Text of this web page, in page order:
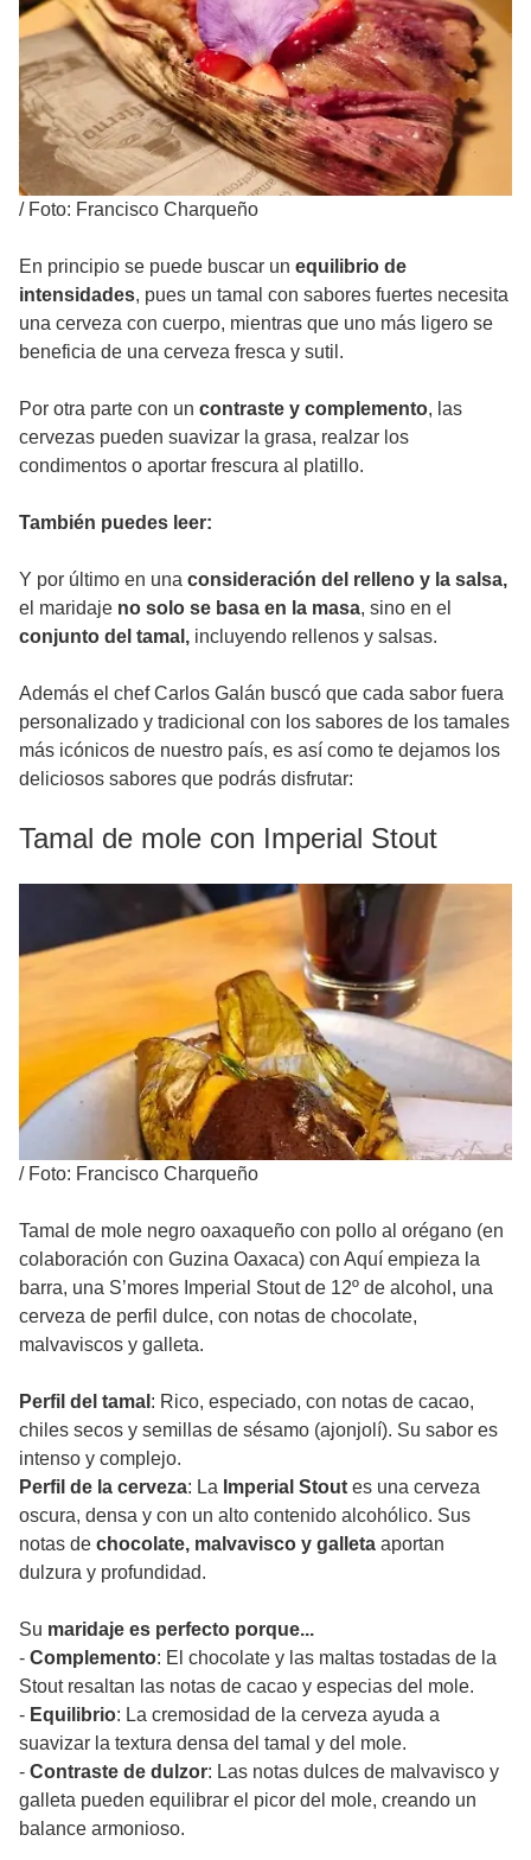
/ Foto: Francisco Charqueño
En principio se puede buscar un equilibrio de
intensidades, pues un tamal con sabores fuertes necesita
una cerveza con cuerpo, mientras que uno más ligero se
beneficia de una cerveza fresca y sutil.
Por otra parte con un contraste y complemento, las
cervezas pueden suavizar la grasa, realzar los
condimentos o aportar frescura al platillo.
También puedes leer:
Y por último en una consideración del relleno y la salsa,
el maridaje no solo se basa en la masa, sino en el
conjunto del tamal, incluyendo rellenos y salsas.
Además el chef Carlos Galán buscó que cada sabor fuera
personalizado y tradicional con los sabores de los tamales
más icónicos de nuestro país, es así como te dejamos los
deliciosos sabores que podrás disfrutar:
Tamal de mole con Imperial Stout
/ Foto: Francisco Charqueño
Tamal de mole negro oaxaqueño con pollo al orégano (en
colaboración con Guzina Oaxaca) con Aquí empieza la
barra, una S’mores Imperial Stout de 12º de alcohol, una
cerveza de perfil dulce, con notas de chocolate,
malvaviscos y galleta.
Perfil del tamal : Rico, especiado, con notas de cacao,
chiles secos y semillas de sésamo (ajonjolí). Su sabor es
intenso y complejo.
Perfil de la cerveza: La Imperial Stout es una cerveza
oscura, densa y con un alto contenido alcohólico. Sus
notas de chocolate, malvavisco y galleta aportan
dulzura y profundidad.
Su maridaje es perfecto porque...
- Complemento: El chocolate y las maltas tostadas de la
Stout resaltan las notas de cacao y especias del mole.
- Equilibrio: La cremosidad de la cerveza ayuda a
suavizar la textura densa del tamal y del mole.
- Contraste de dulzor: Las notas dulces de malvavisco y
galleta pueden equilibrar el picor del mole, creando un
balance armonioso.